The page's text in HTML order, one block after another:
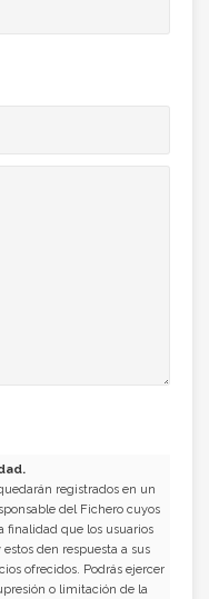
registrados en un
del Fichero cuyos
finalidad que los usuarios
den respuesta a sus
ofrecidos. Podrás ejercer
o limitación de la